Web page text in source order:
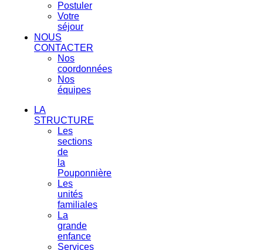
Postuler
Votre
séjour
NOUS
CONTACTER
Nos
coordonnées
Nos
équipes
LA
STRUCTURE
Les
sections
de
la
Pouponnière
Les
unités
familiales
La
grande
enfance
Services